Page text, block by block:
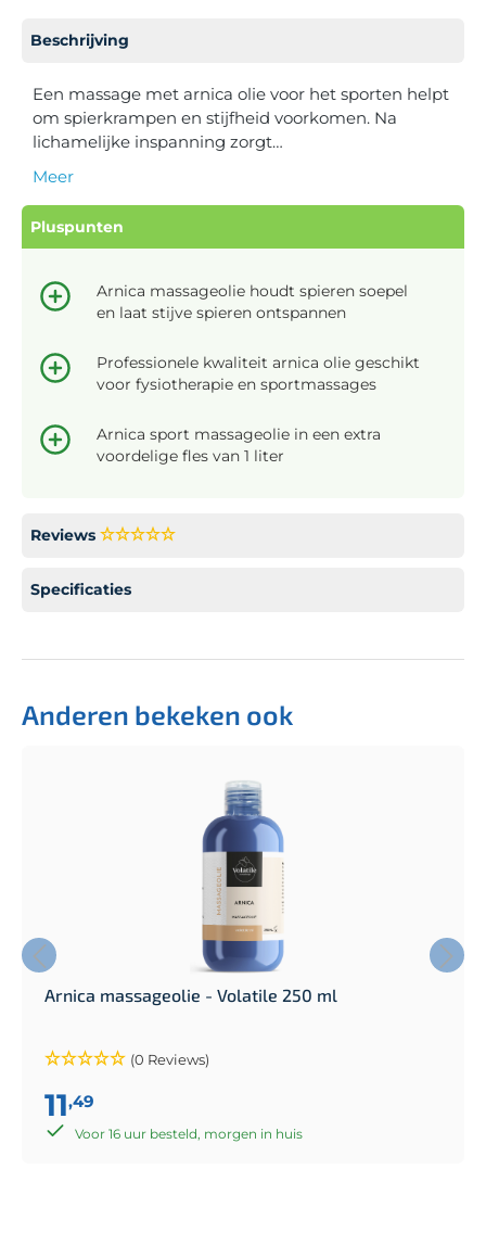
Beschrijving
Een massage met arnica olie voor het sporten helpt
om spierkrampen en stijfheid voorkomen. Na
lichamelijke inspanning zorgt…
Meer
Pluspunten
Arnica massageolie houdt spieren soepel
en laat stijve spieren ontspannen
Professionele kwaliteit arnica olie geschikt
voor fysiotherapie en sportmassages
Arnica sport massageolie in een extra
voordelige fles van 1 liter
Reviews
Specificaties
Anderen bekeken ook
Arnica massageolie - Volatile 250 ml
(0 Reviews)
11,49
Voor 16 uur besteld, morgen in huis